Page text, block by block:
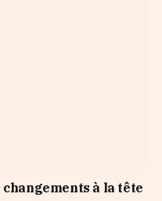
à la tête